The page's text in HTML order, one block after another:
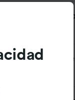
de
Aeropuerto